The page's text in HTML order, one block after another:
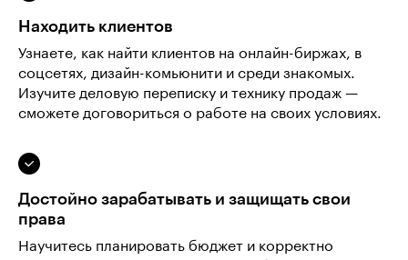
Находить клиентов
Узнаете, как найти клиентов на онлайн-биржах, в
соцсетях, дизайн-комьюнити и среди знакомых.
Изучите деловую переписку и технику продаж —
сможете договориться о работе на своих условиях.
Достойно зарабатывать и защищать свои
права
Научитесь планировать бюджет и корректно